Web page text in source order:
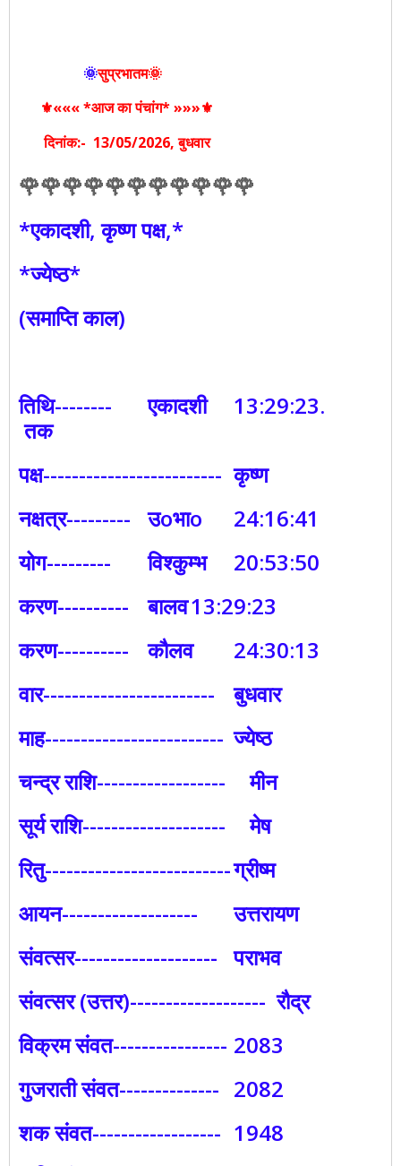
🌞सुप्रभातम🌞
⚜️««« *आज का पंचांग* »»»⚜️
दिनांक:- 13/05/2026, बुधवार
🌹🌹🌹🌹🌹🌹🌹🌹🌹🌹🌹
*एकादशी, कृष्ण पक्ष,*
*ज्येष्ठ*
(समाप्ति काल)
तिथि-------- एकादशी
13:29:23.
तक
पक्ष------------------------- कृष्ण
नक्षत्र---------
उoभाo
24:16:41
योग---------
विश्कुम्भ
20:53:50
करण----------
बालव13:29:23
करण----------
कौलव
24:30:13
वार------------------------
बुधवार
माह------------------------- ज्येष्ठ
चन्द्र राशि------------------
मीन
सूर्य राशि--------------------
मेष
रितु--------------------------ग्रीष्म
आयन-------------------
उत्तरायण
संवत्सर-------------------- पराभव
संवत्सर (उत्तर)------------------- रौद्र
विक्रम संवत---------------- 2083
गुजराती संवत-------------- 2082
शक संवत------------------ 1948